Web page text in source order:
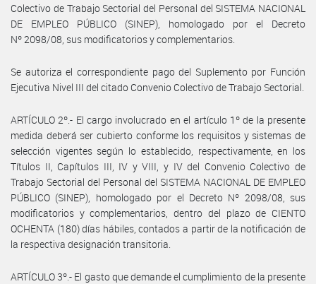
Colectivo de Trabajo Sectorial del Personal del SISTEMA NACIONAL
DE EMPLEO PÚBLICO (SINEP), homologado por el Decreto
Nº 2098/08, sus modificatorios y complementarios.
Se autoriza el correspondiente pago del Suplemento por Función
Ejecutiva Nivel III del citado Convenio Colectivo de Trabajo Sectorial.
ARTÍCULO 2º.- El cargo involucrado en el artículo 1º de la presente
medida deberá ser cubierto conforme los requisitos y sistemas de
selección vigentes según lo establecido, respectivamente, en los
Títulos II, Capítulos III, IV y VIII, y IV del Convenio Colectivo de
Trabajo Sectorial del Personal del SISTEMA NACIONAL DE EMPLEO
PÚBLICO (SINEP), homologado por el Decreto Nº 2098/08, sus
modificatorios y complementarios, dentro del plazo de CIENTO
OCHENTA (180) días hábiles, contados a partir de la notificación de
la respectiva designación transitoria.
ARTÍCULO 3º.- El gasto que demande el cumplimiento de la presente